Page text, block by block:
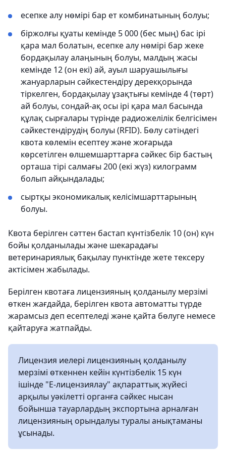
есепке алу нөмірі бар ет комбинатының болуы;
біржолғы қуаты кемінде 5 000 (бес мың) бас ірі
қара мал болатын, есепке алу нөмірі бар жеке
бордақылау алаңының болуы, малдың жасы
кемінде 12 (он екі) ай, ауыл шаруашылығы
жануарларын сәйкестендіру дерекқорында
тіркелген, бордақылау ұзақтығы кемінде 4 (төрт)
ай болуы, сондай-ақ осы ірі қара мал басында
құлақ сырғалары түрінде радиожелілік белгісімен
сәйкестендірудің болуы (RFID). Бөлу сәтіндегі
квота көлемін есептеу және жоғарыда
көрсетілген өлшемшарттарға сәйкес бір бастың
орташа тірі салмағы 200 (екі жүз) килограмм
болып айқындалады;
сыртқы экономикалық келісімшарттарының
болуы.
Квота берілген сәттен бастап күнтізбелік 10 (он) күн
бойы қолданылады және шекарадағы
ветеринариялық бақылау пунктінде жете тексеру
актісімен жабылады.
Берілген квотаға лицензияның қолданылу мерзімі
өткен жағдайда, берілген квота автоматты түрде
жарамсыз деп есептеледі және қайта бөлуге немесе
қайтаруға жатпайды.
Лицензия иелері лицензияның қолданылу
мерзімі өткеннен кейін күнтізбелік 15 күн
ішінде "Е-лицензиялау" ақпараттық жүйесі
арқылы уәкілетті органға сәйкес нысан
бойынша тауарлардың экспортына арналған
лицензияның орындалуы туралы анықтаманы
ұсынады.